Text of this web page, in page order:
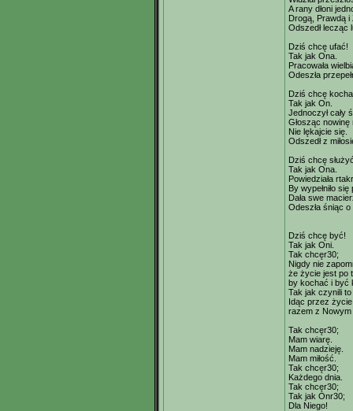
A rany dłoni
Drogą, Prawdą i
Odszedł lecząc
Dziś chcę ufać!
Tak jak Ona.
Pracowała
Odeszła
Dziś chcę
Tak jak On.
Jednoczył cały
Głosząc nowinę
Nie lękajcie się.
Odszedł z
Dziś chcę
Tak jak Ona.
Powiedziała
By wypełniło
Dała swe
Odeszła śniąc o
Dziś chcę być!
Tak jak Oni.
Tak chcęr30;
Nigdy nie
że życie jest po
by kochać i być
Tak jak czynili to
Idąc przez
razem z
Tak chcęr30;
Mam wiarę.
Mam nadzieję.
Mam miłość.
Tak chcęr30;
Każdego dnia.
Tak chcęr30;
Tak jak Onr30;
Dla Niego!